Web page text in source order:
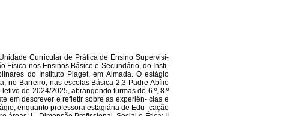
Curricular de Prática de Ensino Supervisi-
Física nos Ensinos Básico e Secundário, do Insti-
do Instituto Piaget, em Almada. O estágio
no Barreiro, nas escolas Básica 2,3 Padre Abílio
de 2024/2025, abrangendo turmas do 6.º, 8.º
em descrever e refletir sobre as experiên- cias e
enquanto professora estagiária de Edu- cação